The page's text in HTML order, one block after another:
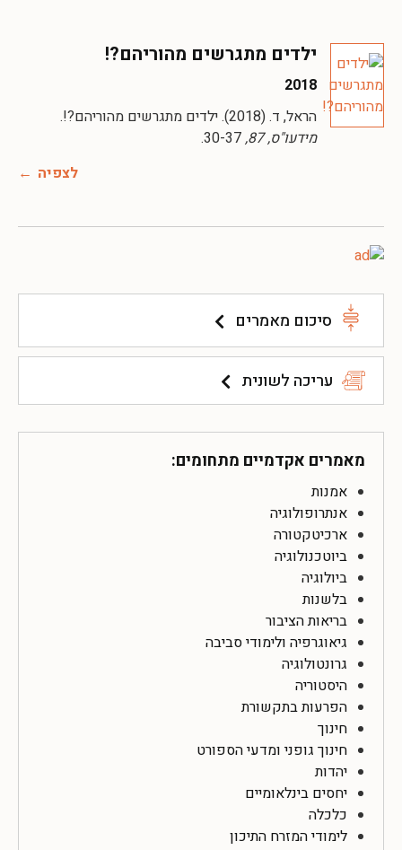
סיכום מאמרים
עריכה לשונית
מאמרים אקדמיים מתחומים:
אמנות
אנתרופולוגיה
ארכיטקטורה
ביוטכנולוגיה
ביולוגיה
בלשנות
בריאות הציבור
גיאוגרפיה ולימודי סביבה
גרונטולוגיה
היסטוריה
הפרעות בתקשורת
חינוך
חינוך גופני ומדעי הספורט
יהדות
יחסים בינלאומיים
כלכלה
לימודי המזרח התיכון
ילדים מתגרשים מהוריהם?!
2018
הראל, ד. (2018). ילדים מתגרשים מהוריהם?!.
מידעו"ס, 87,
לצפיה